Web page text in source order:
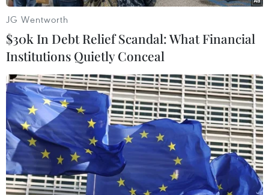
JG Wentworth
$30k In Debt Relief Scandal: What Financial
Institutions Quietly Conceal